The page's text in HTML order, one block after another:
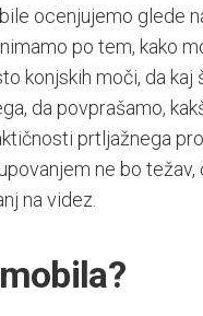
ocenjujemo glede
po tem, kako
konjskih moči, da kaj
da povprašamo,
prtljažnega
ne bo težav,
na videz.